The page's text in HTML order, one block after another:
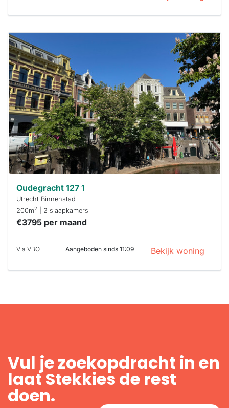
Deze woning
is
waarschijnlijk
al verhuurd
Om kans te
maken moet je
binnen 15
minuten
reageren.
Stekkies helpt
je hierbij!
Oudegracht 127 1
Utrecht Binnenstad
200m2 | 2 slaapkamers
€3795 per maand
Via VBO Aangeboden sinds 11:09 Bekijk woning
Vul je zoekopdracht in en
laat Stekkies de rest
doen.